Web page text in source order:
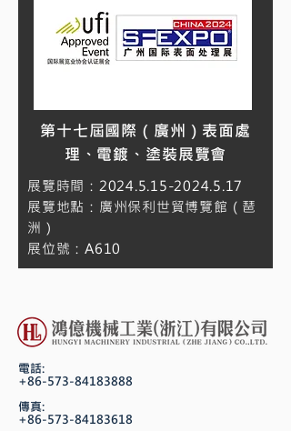
第十七屆國際（廣州）表面處
理、電鍍、塗裝展覽會
展覽時間：2024.5.15-2024.5.17
展覽地點：廣州保利世貿博覽館（琶
洲）
展位號：A610
電話:
+86-573-84183888
傳真:
+86-573-84183618